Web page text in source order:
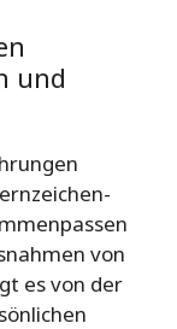
und
von
es von der